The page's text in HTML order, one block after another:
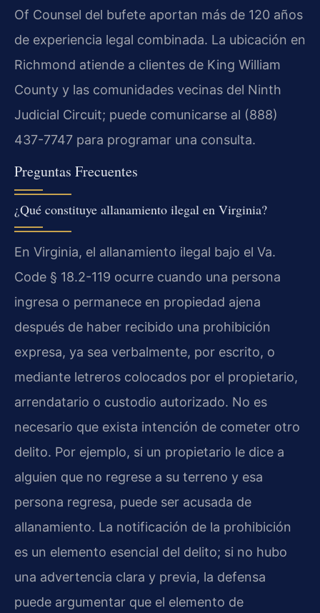
Of Counsel del bufete aportan más de 120 años
de experiencia legal combinada. La ubicación en
Richmond atiende a clientes de King William
County y las comunidades vecinas del Ninth
Judicial Circuit; puede comunicarse al (888)
437-7747 para programar una consulta.
Preguntas Frecuentes
¿Qué constituye allanamiento ilegal en Virginia?
En Virginia, el allanamiento ilegal bajo el Va.
Code § 18.2-119 ocurre cuando una persona
ingresa o permanece en propiedad ajena
después de haber recibido una prohibición
expresa, ya sea verbalmente, por escrito, o
mediante letreros colocados por el propietario,
arrendatario o custodio autorizado. No es
necesario que exista intención de cometer otro
delito. Por ejemplo, si un propietario le dice a
alguien que no regrese a su terreno y esa
persona regresa, puede ser acusada de
allanamiento. La notificación de la prohibición
es un elemento esencial del delito; si no hubo
una advertencia clara y previa, la defensa
puede argumentar que el elemento de